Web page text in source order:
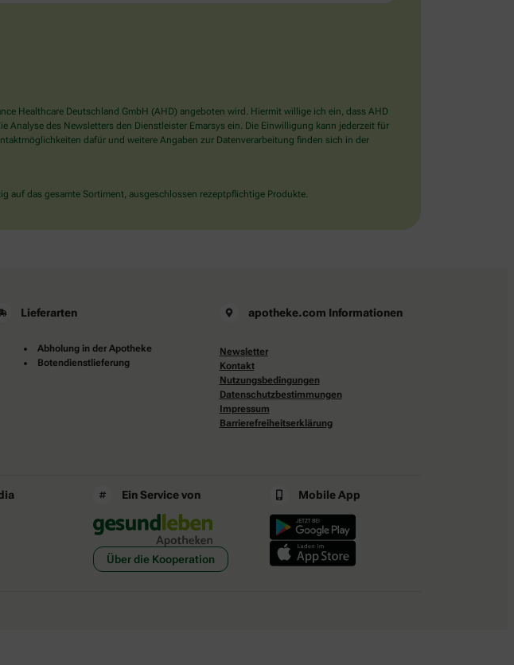
Healthcare Deutschland GmbH (AHD) angeboten wird. Hiermit willige ich ein, dass AHD
Analyse des Newsletters den Dienstleister Emarsys ein. Die Einwilligung kann jederzeit für
dafür und weitere Angaben zur Datenverarbeitung finden sich in der
das gesamte Sortiment, ausgeschlossen rezeptpflichtige Produkte.
Lieferarten
Abholung in der Apotheke
Botendienstlieferung
apotheke.com Informationen
Newsletter
Kontakt
Nutzungsbedingungen
Datenschutzbestimmungen
Impressum
Barrierefreiheitserklärung
Ein Service von
Über die Kooperation
Mobile App